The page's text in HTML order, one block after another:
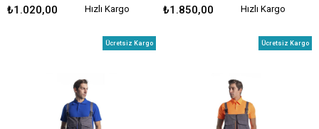
₺1.020,00 Hızlı Kargo ₺1.850,00 Hızlı Kargo
Ücretsiz Kargo Ücretsiz Kargo